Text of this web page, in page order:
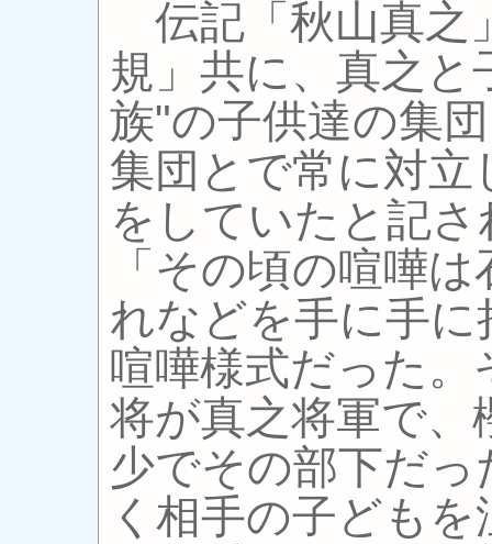
伝記「秋山真之
規」共に、真之と
族"の子供達の集
集団とで常に対
をしていたと記
「その頃の喧嘩
れなどを手に手
喧嘩様式だった
将が真之将軍で、
少でその部下だ
く相手の子ども